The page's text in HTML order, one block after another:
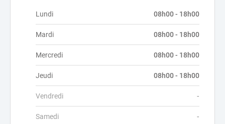
Lundi 08h00 - 18h00
Mardi 08h00 - 18h00
Mercredi 08h00 - 18h00
Jeudi 08h00 - 18h00
Vendredi -
Samedi -